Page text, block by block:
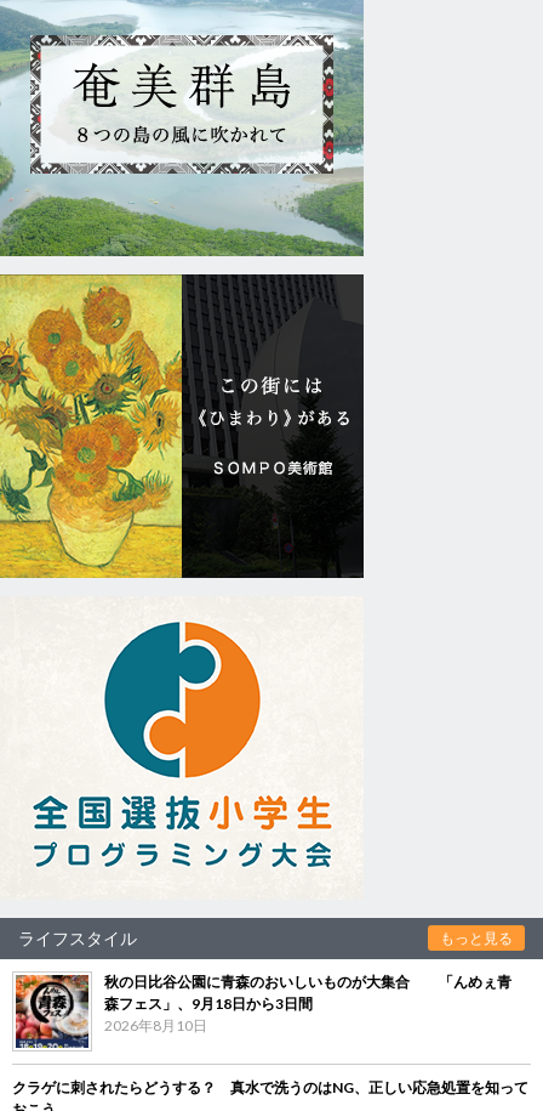
ライフスタイル もっと見る
秋の日比谷公園に青森のおいしいものが大集合 「んめぇ青
森フェス」、9月18日から3日間
2026年8月10日
クラゲに刺されたらどうする？ 真水で洗うのはNG、正しい応急処置を知って